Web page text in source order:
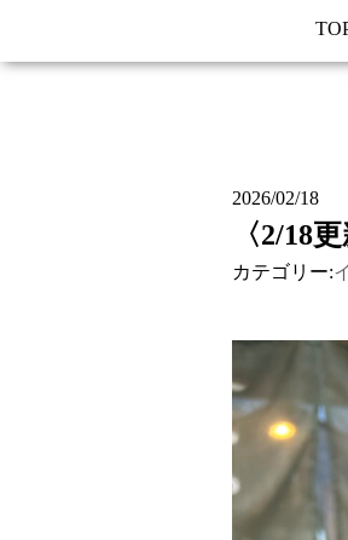
2026/02/18
〈2/18
カテゴリー: